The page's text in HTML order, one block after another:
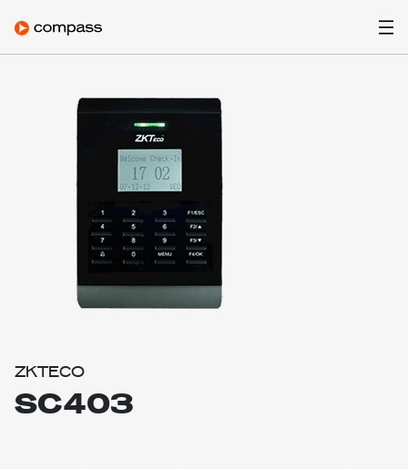
ZKTECO
SC403